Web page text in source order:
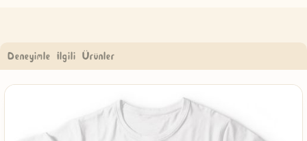
Deneyimle İlgili Ürünler